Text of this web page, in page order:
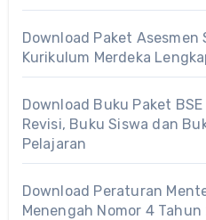
Download Paket Asesmen
Kurikulum Merdeka
Download Buku Paket
Revisi, Buku Siswa dan
Pelajaran
Download Peraturan
Menengah Nomor 4